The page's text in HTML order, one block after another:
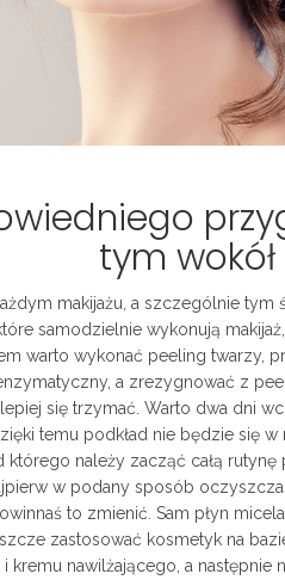
tym
makijażu, a szczególnie
samodzielnie wykonują
warto wykonać peeling twarzy,
a zrezygnować z
się trzymać. Warto dwa dni
temu podkład nie będzie się w
należy zacząć całą
w podany sposób
to zmienić. Sam płyn
zastosować kosmetyk na
kremu nawilżającego, a następnie